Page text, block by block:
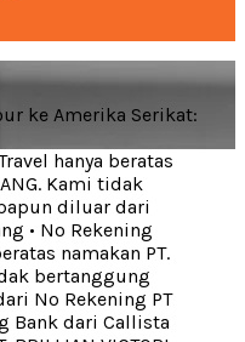
ke Amerika Serikat:
hanya beratas
Kami tidak
diluar dari
• No Rekening
namakan PT.
bertanggung
No Rekening PT
Bank dari Callista